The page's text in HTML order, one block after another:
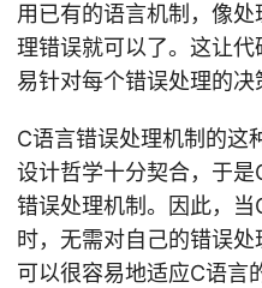
用已有的语言机制，像
理错误就可以了。这让
易针对每个错误处理的决
C语言错误处理机制的这
设计哲学十分契合，于
错误处理机制。因此，
时，无需对自己的错误
可以很容易地适应C语言